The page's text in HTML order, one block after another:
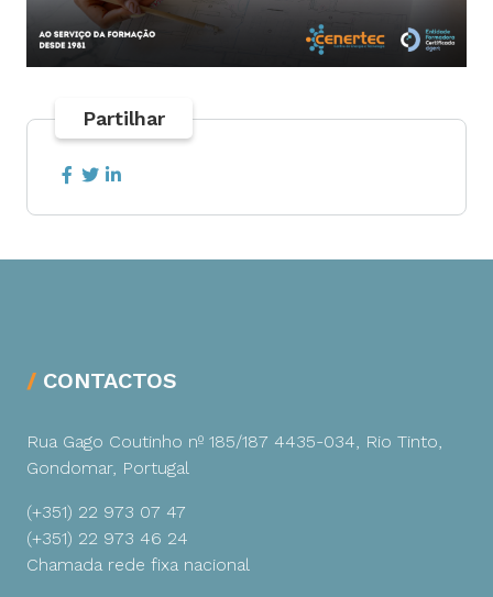
Partilhar
CONTACTOS
Rua Gago Coutinho nº 185/187 4435-034, Rio Tinto,
Gondomar, Portugal
(+351) 22 973 07 47
(+351) 22 973 46 24
Chamada rede fixa nacional